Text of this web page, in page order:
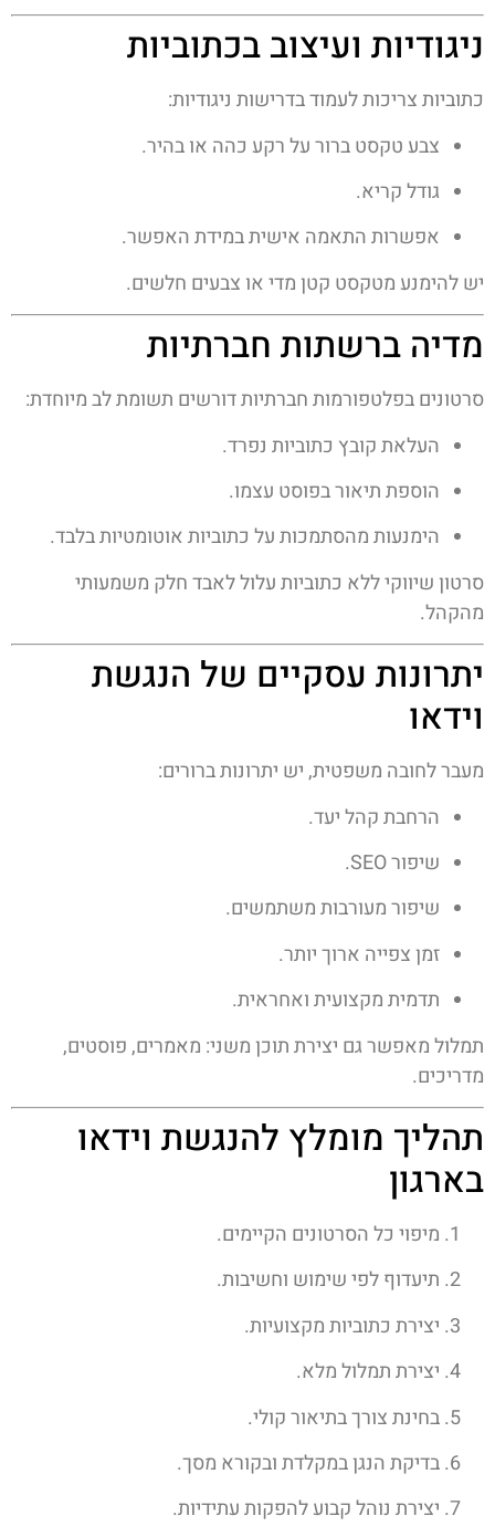
ניגודיות ועיצוב בכתוביות
כתוביות צריכות לעמוד בדרישות ניגודיות:
צבע טקסט ברור על רקע כהה או בהיר.
גודל קריא.
אפשרות התאמה אישית במידת האפשר.
יש להימנע מטקסט קטן מדי או צבעים חלשים.
מדיה ברשתות חברתיות
סרטונים בפלטפורמות חברתיות דורשים תשומת לב מיוחדת:
העלאת קובץ כתוביות נפרד.
הוספת תיאור בפוסט עצמו.
הימנעות מהסתמכות על כתוביות אוטומטיות בלבד.
סרטון שיווקי ללא כתוביות עלול לאבד חלק משמעותי
מהקהל.
יתרונות עסקיים של הנגשת
וידאו
מעבר לחובה משפטית, יש יתרונות ברורים:
הרחבת קהל יעד.
שיפור SEO.
שיפור מעורבות משתמשים.
זמן צפייה ארוך יותר.
תדמית מקצועית ואחראית.
תמלול מאפשר גם יצירת תוכן משני: מאמרים, פוסטים,
מדריכים.
תהליך מומלץ להנגשת וידאו
בארגון
מיפוי כל הסרטונים הקיימים.
תיעדוף לפי שימוש וחשיבות.
יצירת כתוביות מקצועיות.
יצירת תמלול מלא.
בחינת צורך בתיאור קולי.
בדיקת הנגן במקלדת ובקורא מסך.
יצירת נוהל קבוע להפקות עתידיות.